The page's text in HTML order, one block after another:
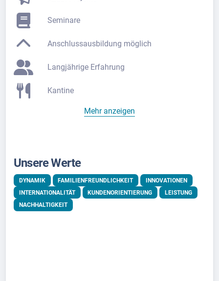
Seminare
Anschlussausbildung möglich
Langjährige Erfahrung
Kantine
Mehr anzeigen
Unsere Werte
DYNAMIK FAMILIENFREUNDLICHKEIT
INNOVATIONEN
INTERNATIONALITÄT
KUNDENORIENTIERUNG
LEISTUNG
NACHHALTIGKEIT